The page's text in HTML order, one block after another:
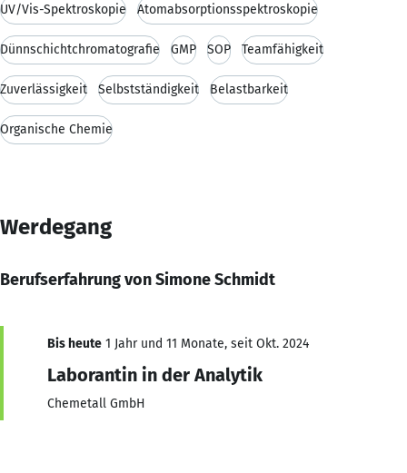
UV/Vis-Spektroskopie Atomabsorptionsspektroskopie
Dünnschichtchromatografie GMP SOP Teamfähigkeit
Zuverlässigkeit Selbstständigkeit Belastbarkeit
Organische Chemie
Werdegang
Berufserfahrung von Simone Schmidt
Bis heute 1 Jahr und 11 Monate, seit Okt. 2024
Laborantin in der Analytik
Chemetall GmbH